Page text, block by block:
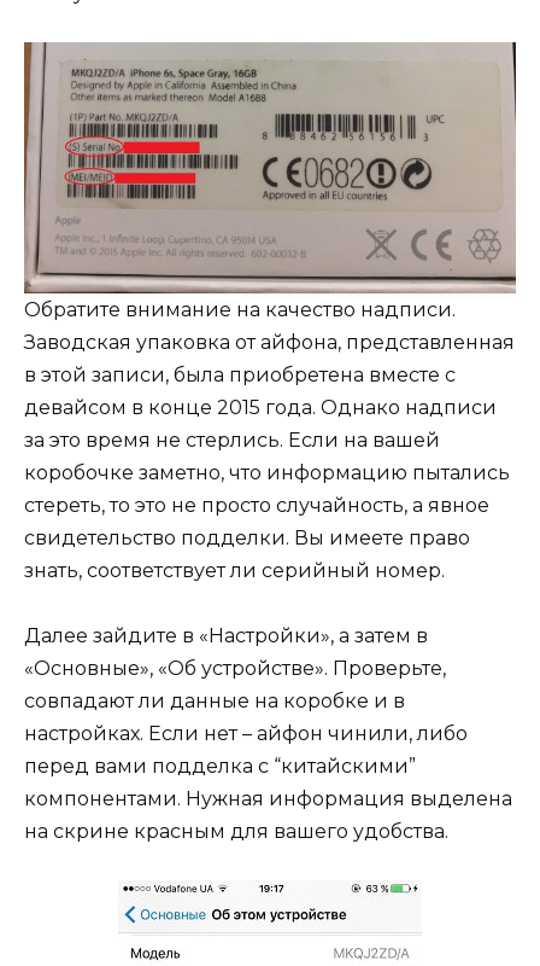
Обратите внимание на качество надписи.
Заводская упаковка от айфона, представленная
в этой записи, была приобретена вместе с
девайсом в конце 2015 года. Однако надписи
за это время не стерлись. Если на вашей
коробочке заметно, что информацию пытались
стереть, то это не просто случайность, а явное
свидетельство подделки. Вы имеете право
знать, соответствует ли серийный номер.
Далее зайдите в «Настройки», а затем в
«Основные», «Об устройстве». Проверьте,
совпадают ли данные на коробке и в
настройках. Если нет – айфон чинили, либо
перед вами подделка с “китайскими”
компонентами. Нужная информация выделена
на скрине красным для вашего удобства.